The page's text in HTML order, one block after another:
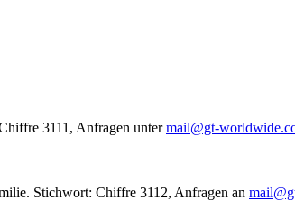
3111, Anfragen untermail@gt-
Stichwort: Chiffre 3112, Anfragen an